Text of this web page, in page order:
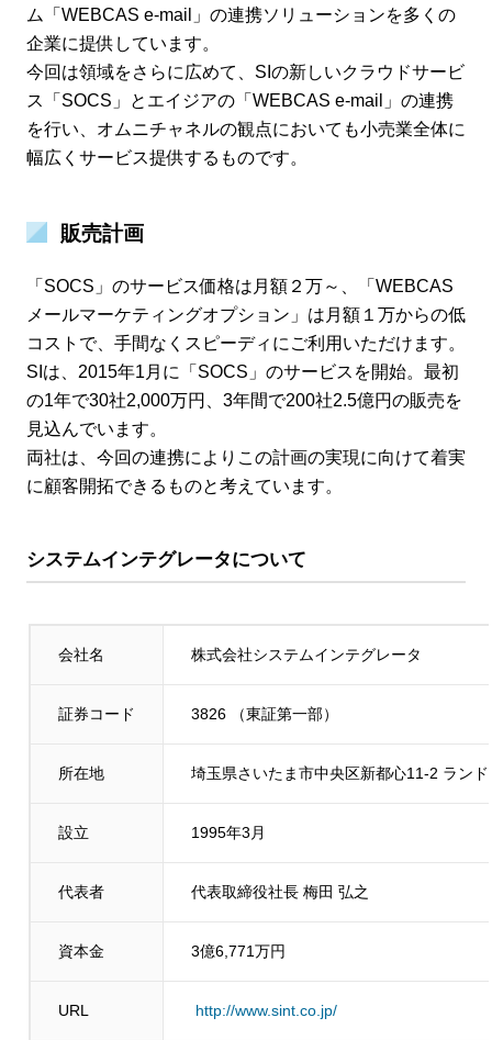
ム「WEBCAS e-mail」の連携ソリューションを多くの
企業に提供しています。
今回は領域をさらに広めて、SIの新しいクラウドサービ
ス「SOCS」とエイジアの「WEBCAS e-mail」の連携
を行い、オムニチャネルの観点においても小売業全体に
幅広くサービス提供するものです。
販売計画
「SOCS」のサービス価格は月額２万～、「WEBCAS
メールマーケティングオプション」は月額１万からの低
コストで、手間なくスピーディにご利用いただけます。
SIは、2015年1月に「SOCS」のサービスを開始。最初
の1年で30社2,000万円、3年間で200社2.5億円の販売を
見込んでいます。
両社は、今回の連携によりこの計画の実現に向けて着実
に顧客開拓できるものと考えています。
システムインテグレータについて
会社名 株式会社システムインテグレータ
証券コード 3826 （東証第一部）
所在地 埼玉県さいたま市中央区新都心11-2 ラン
設立 1995年3月
代表者 代表取締役社長 梅田 弘之
資本金 3億6,771万円
URL http://www.sint.co.jp/